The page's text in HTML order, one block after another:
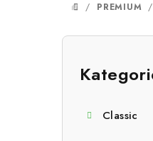
DOMŮ
/ PREMIUM /
P
Přeskočit
Classic